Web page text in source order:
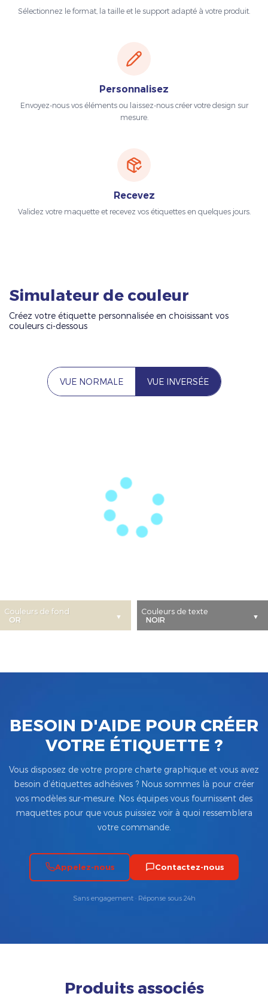
Sélectionnez le format, la taille et le support adapté à votre produit.
Personnalisez
Envoyez-nous vos éléments ou laissez-nous créer votre design sur
mesure.
Recevez
Validez votre maquette et recevez vos étiquettes en quelques jours.
Simulateur de couleur
Créez votre étiquette personnalisée en choisissant vos
couleurs ci-dessous
VUE NORMALE VUE INVERSÉE
Couleurs de fond Couleurs de texte
BESOIN D'AIDE POUR CRÉER
VOTRE ÉTIQUETTE ?
Vous disposez de votre propre charte graphique et vous avez
besoin d’étiquettes adhésives ? Nous sommes là pour créer
vos modèles sur-mesure. Nos équipes vous fournissent des
maquettes pour que vous puissiez voir à quoi ressemblera
votre commande.
Appelez-nous Contactez-nous
Sans engagement · Réponse sous 24h
Produits associés